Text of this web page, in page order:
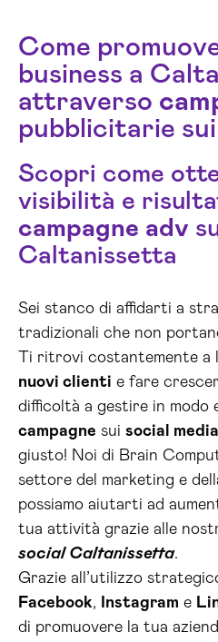
Come
business a
attraverso
pubblicitarie sui
Scopri come
visibilità e
campagne adv
Caltanissetta
Sei stanco di affidarti a
tradizionali che non
Ti ritrovi costantemente
nuovi clienti e fare
difficoltà a gestire in modo
campagne sui social media
giusto! Noi di Brain
settore del marketing e
possiamo aiutarti ad
tua attività grazie alle
social Caltanissetta.
Grazie all’utilizzo
Facebook, Instagram e
di promuovere la tua